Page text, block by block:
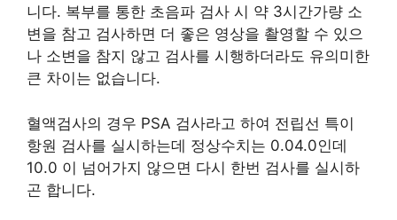
니다. 복부를 통한 초음파 검사 시 약 3시간가량 소
변을 참고 검사하면 더 좋은 영상을 촬영할 수 있으
나 소변을 참지 않고 검사를 시행하더라도 유의미한
큰 차이는 없습니다.
혈액검사의 경우 PSA 검사라고 하여 전립선 특이
항원 검사를 실시하는데 정상수치는 0.04.0인데
10.0 이 넘어가지 않으면 다시 한번 검사를 실시하
곤 합니다.